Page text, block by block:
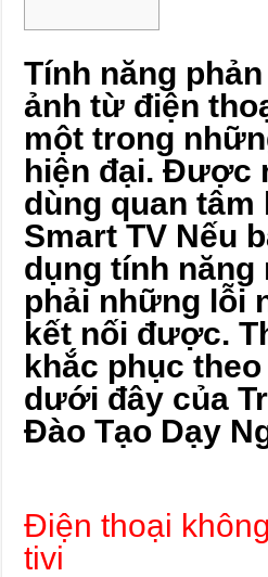
Tính năng
ảnh từ điện
một trong
hiện đại. Được
dùng quan
Smart TV Nếu
dụng tính năng
phải những lỗi
kết nối được.
khắc phục
dưới đây của
Đào Tạo Dạy
Điện thoại
tivi